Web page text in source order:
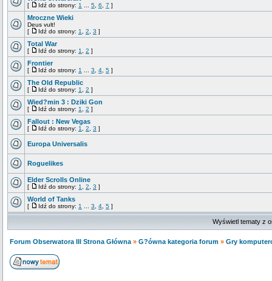
[ Idź do strony: 1 5 6 7 ]
Mroczne Wieki
Deus vult!
[
Idź do strony: 1 2 3 ]
Total War
[ Idź do strony: 1 2 ]
Frontier
[ Idź do strony: 1 3 4 5 ]
The Old Republic
[ Idź do strony: 1 2 ]
Wied?min 3 : Dziki Gon
[ Idź do strony: 1 2 ]
Fallout : New Vegas
[ Idź do strony: 1 2 3 ]
Europa Universalis
Roguelikes
Elder Scrolls Online
[ Idź do strony: 1 2 3 ]
World of Tanks
[ Idź do strony: 1 3 4 5 ]
Wyświetl tematy z
Forum Obserwatora III Strona Główna » G?ówna kategoria forum » Gry